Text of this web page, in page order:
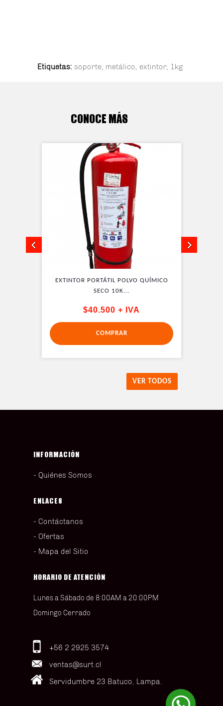
Etiquetas: soporte metálico extintor, 1kg
CONOCE MÁS
EXTINTOR PORTÁTIL POLVO QUÍMICO
SECO 10K...
$40.500 + IVA
COMPRAR
VER TODOS
INFORMACIÓN
Quiénes Somos
ENLACES
Contáctanos
Ofertas
Mapa del Sitio
HORARIO DE ATENCIÓN
Lunes a Sábado de 8:00AM a 20:00PM
Domingo Cerrado
+56 2 2925 3574
ventas@surt.cl
Servidumbre 23 Batuco, Lampa.